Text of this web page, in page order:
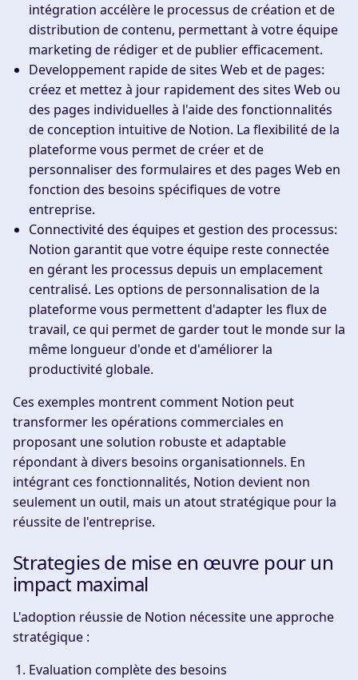
intégration accélère le processus de création et de
distribution de contenu, permettant à votre équipe
marketing de rédiger et de publier efficacement.
Developpement rapide de sites Web et de pages:
créez et mettez à jour rapidement des sites Web ou
des pages individuelles à l'aide des fonctionnalités
de conception intuitive de Notion. La flexibilité de la
plateforme vous permet de créer et de
personnaliser des formulaires et des pages Web en
fonction des besoins spécifiques de votre
entreprise.
Connectivité des équipes et gestion des processus:
Notion garantit que votre équipe reste connectée
en gérant les processus depuis un emplacement
centralisé. Les options de personnalisation de la
plateforme vous permettent d'adapter les flux de
travail, ce qui permet de garder tout le monde sur la
même longueur d'onde et d'améliorer la
productivité globale.
Ces exemples montrent comment Notion peut
transformer les opérations commerciales en
proposant une solution robuste et adaptable
répondant à divers besoins organisationnels. En
intégrant ces fonctionnalités, Notion devient non
seulement un outil, mais un atout stratégique pour la
réussite de l'entreprise.
Strategies de mise en œuvre pour un
impact maximal
L'adoption réussie de Notion nécessite une approche
stratégique :
Evaluation complète des besoins